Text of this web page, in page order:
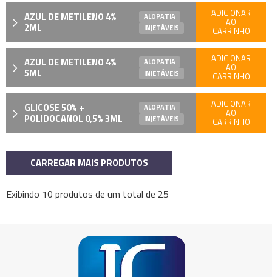
AZUL DE METILENO 4%
2ML
ALOPATIA
INJETÁVEIS
ADICIONAR
AO
CARRINHO
AZUL DE METILENO 4%
5ML
ALOPATIA
INJETÁVEIS
ADICIONAR
AO
CARRINHO
GLICOSE 50% +
POLIDOCANOL 0,5% 3ML
ALOPATIA
INJETÁVEIS
ADICIONAR
AO
CARRINHO
CARREGAR MAIS PRODUTOS
Exibindo 10 produtos de um total de 25